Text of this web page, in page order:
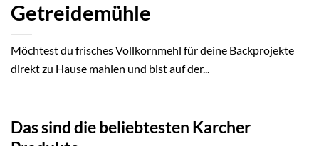
Getreidemühle
Möchtest du frisches Vollkornmehl für deine Backprojekte
direkt zu Hause mahlen und bist auf der...
Das sind die beliebtesten Karcher